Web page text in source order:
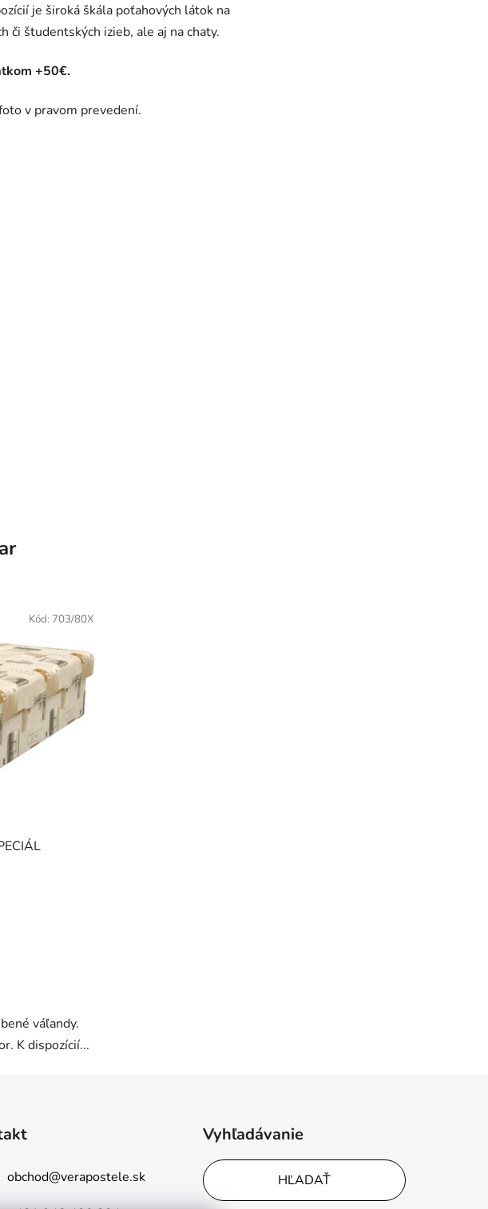
je široká škála poťahových látok na
či študentských izieb, ale aj na chaty.
+50€.
v pravom prevedení.
váľandy.
K dispozícií...
Kód: 703/80X
obchod@verapostele.sk
Vyhľadávanie
HĽADAŤ